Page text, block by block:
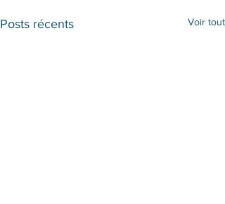
Posts récents Voir tout